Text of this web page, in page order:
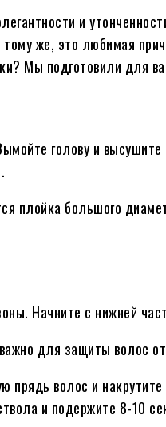
и
же, это любимая
Мы подготовили для
голову и
плойка большого
Начните с нижней
для защиты волос
прядь волос и
и подержите 8-10